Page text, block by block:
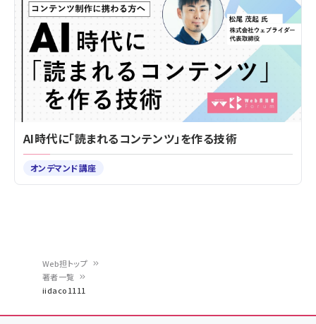
ン
Web担トップ
著者一覧
iidaco1111
AI時代に「読まれるコンテンツ」を作る技術
オンデマンド講座